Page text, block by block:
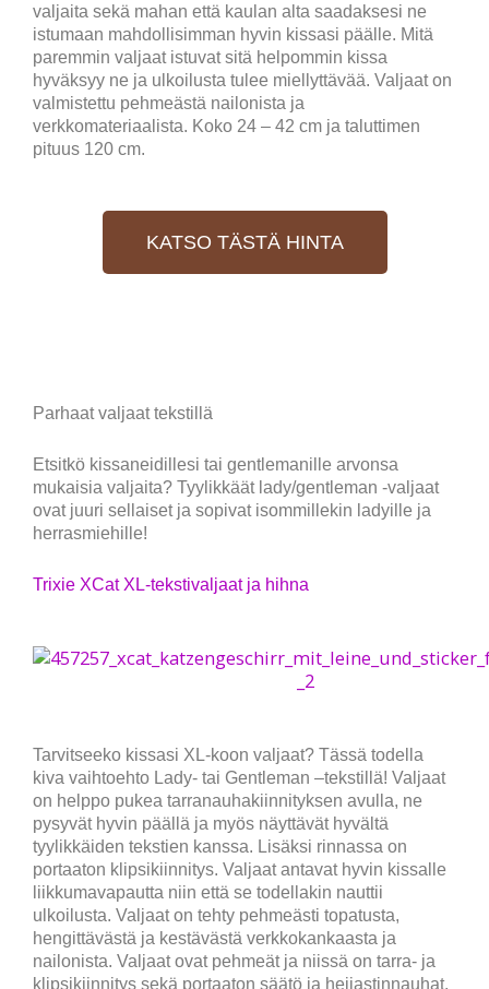
valjaita sekä mahan että kaulan alta saadaksesi ne
istumaan mahdollisimman hyvin kissasi päälle. Mitä
paremmin valjaat istuvat sitä helpommin kissa
hyväksyy ne ja ulkoilusta tulee miellyttävää. Valjaat on
valmistettu pehmeästä nailonista ja
verkkomateriaalista. Koko 24 – 42 cm ja taluttimen
pituus 120 cm.
KATSO TÄSTÄ HINTA
Parhaat valjaat tekstillä
Etsitkö kissaneidillesi tai gentlemanille arvonsa
mukaisia valjaita? Tyylikkäät lady/gentleman -valjaat
ovat juuri sellaiset ja sopivat isommillekin ladyille ja
herrasmiehille!
Trixie XCat XL-tekstivaljaat ja hihna
Tarvitseeko kissasi XL-koon valjaat? Tässä todella
kiva vaihtoehto Lady- tai Gentleman –tekstillä! Valjaat
on helppo pukea tarranauhakiinnityksen avulla, ne
pysyvät hyvin päällä ja myös näyttävät hyvältä
tyylikkäiden tekstien kanssa. Lisäksi rinnassa on
portaaton klipsikiinnitys. Valjaat antavat hyvin kissalle
liikkumavapautta niin että se todellakin nauttii
ulkoilusta. Valjaat on tehty pehmeästi topatusta,
hengittävästä ja kestävästä verkkokankaasta ja
nailonista. Valjaat ovat pehmeät ja niissä on tarra- ja
klipsikiinnitys sekä portaaton säätö ja heijastinnauhat.